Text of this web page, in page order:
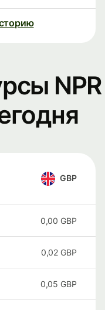
NPR
GBP
0,00 GBP
0,02 GBP
0,05 GBP